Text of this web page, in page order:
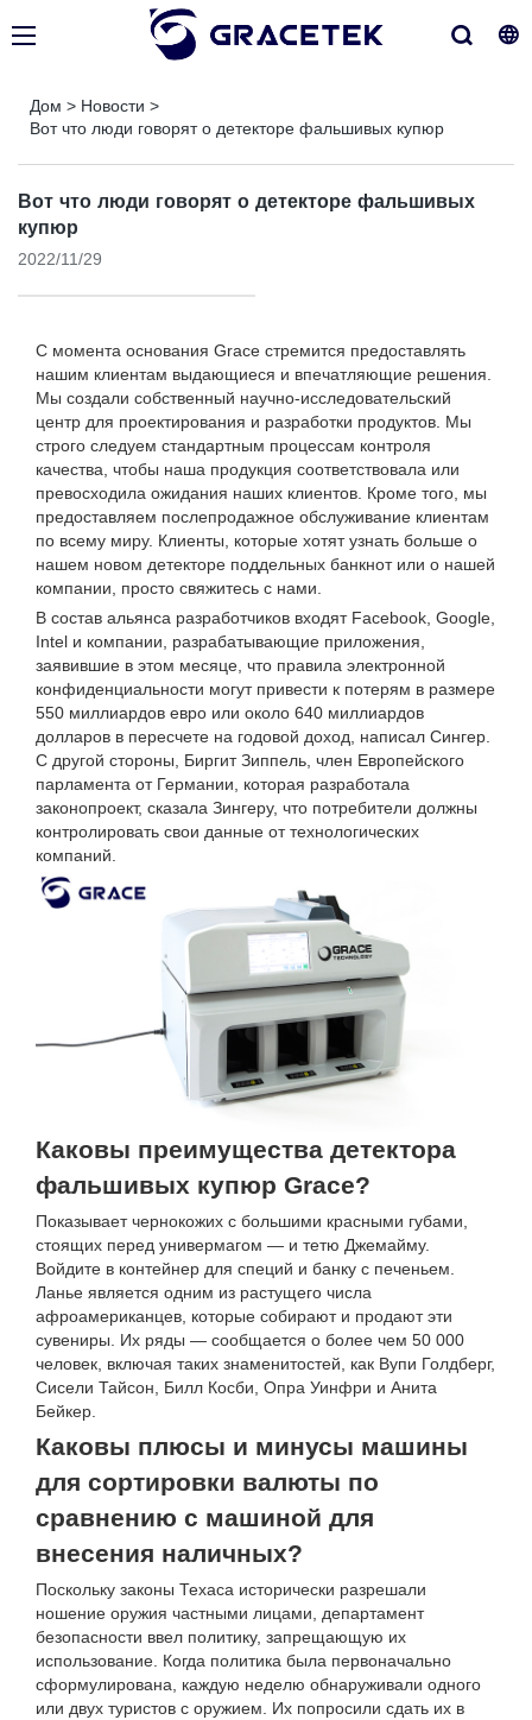
Дом > Новости >
Вот что люди говорят о детекторе фальшивых купюр
Вот что люди говорят о детекторе фальшивых
купюр
2022/11/29
С момента основания Grace стремится предоставлять
нашим клиентам выдающиеся и впечатляющие решения.
Мы создали собственный научно-исследовательский
центр для проектирования и разработки продуктов. Мы
строго следуем стандартным процессам контроля
качества, чтобы наша продукция соответствовала или
превосходила ожидания наших клиентов. Кроме того, мы
предоставляем послепродажное обслуживание клиентам
по всему миру. Клиенты, которые хотят узнать больше о
нашем новом детекторе поддельных банкнот или о нашей
компании, просто свяжитесь с нами.
В состав альянса разработчиков входят Facebook, Google,
Intel и компании, разрабатывающие приложения,
заявившие в этом месяце, что правила электронной
конфиденциальности могут привести к потерям в размере
550 миллиардов евро или около 640 миллиардов
долларов в пересчете на годовой доход, написал Сингер.
С другой стороны, Биргит Зиппель, член Европейского
парламента от Германии, которая разработала
законопроект, сказала Зингеру, что потребители должны
контролировать свои данные от технологических
компаний.
Каковы преимущества детектора
фальшивых купюр Grace?
Показывает чернокожих с большими красными губами,
стоящих перед универмагом — и тетю Джемайму.
Войдите в контейнер для специй и банку с печеньем.
Ланье является одним из растущего числа
афроамериканцев, которые собирают и продают эти
сувениры. Их ряды — сообщается о более чем 50 000
человек, включая таких знаменитостей, как Вупи Голдберг,
Сисели Тайсон, Билл Косби, Опра Уинфри и Анита
Бейкер.
Каковы плюсы и минусы машины
для сортировки валюты по
сравнению с машиной для
внесения наличных?
Поскольку законы Техаса исторически разрешали
ношение оружия частными лицами, департамент
безопасности ввел политику, запрещающую их
использование. Когда политика была первоначально
сформулирована, каждую неделю обнаруживали одного
или двух туристов с оружием. Их попросили сдать их в